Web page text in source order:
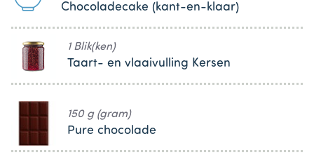
Chocoladecake (kant-en-klaar)
1 Blik(ken)
Taart- en vlaaivulling Kersen
150 g (gram)
Pure chocolade